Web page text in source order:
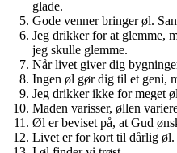
glade.
Gode venner bringer øl.
Jeg drikker for at glemme,
jeg skulle glemme.
Når livet giver dig
Ingen øl gør dig til et geni,
Jeg drikker ikke for meget
Maden varisser, øllen
Øl er beviset på, at Gud
Livet er for kort til dårlig øl.